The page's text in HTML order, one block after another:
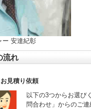
ー 安達紀彰
流れ
見積り依頼
以下の3つからお選び
問合わせ」からのご